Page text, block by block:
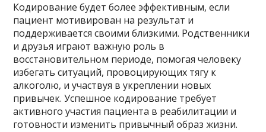
Кодирование будет более эффективным, если
пациент мотивирован на результат и
поддерживается своими близкими. Родственники
и друзья играют важную роль в
восстановительном периоде, помогая человеку
избегать ситуаций, провоцирующих тягу к
алкоголю, и участвуя в укреплении новых
привычек. Успешное кодирование требует
активного участия пациента в реабилитации и
готовности изменить привычный образ жизни.